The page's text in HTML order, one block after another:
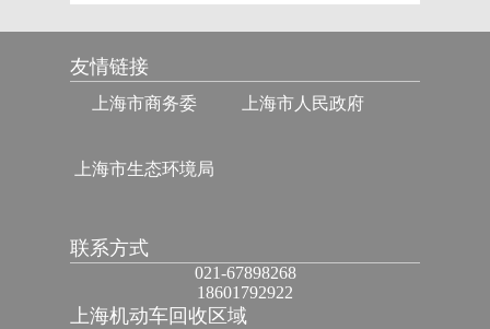
友情链接
上海市商务委 上海市人民政府
上海市生态环境局
联系方式
021-67898268
18601792922
上海机动车回收区域